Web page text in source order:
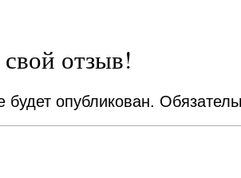
отзыв!
опубликован.